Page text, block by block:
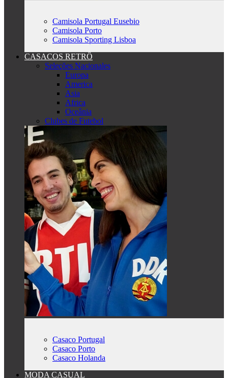
Camisola Portugal Eusebio
Camisola Porto
Camisola Sporting Lisboa
CASACOS RETRÔ
Seleções Nacionales
Europa
America
Asia
Africa
Oceânia
Clubes de Futebol
Casaco Portugal
Casaco Porto
Casaco Holanda
MODA CASUAL